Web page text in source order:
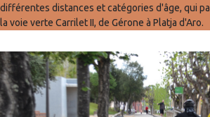
différentes distances et catégories d'âge, qui
la voie verte Carrilet II, de Gérone à Platja d'Aro.